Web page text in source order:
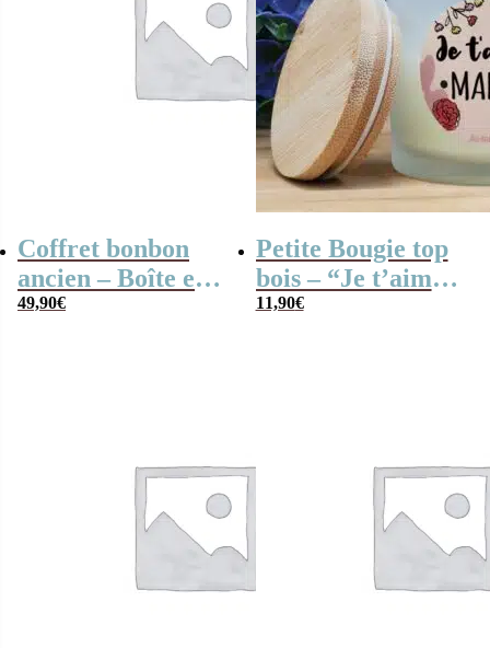
Coffret bonbon
ancien – Boîte en
métal Corn Flakes
49,90€
Petite Bougie top
bois – “Je t’aime
Mamie”
11,90€